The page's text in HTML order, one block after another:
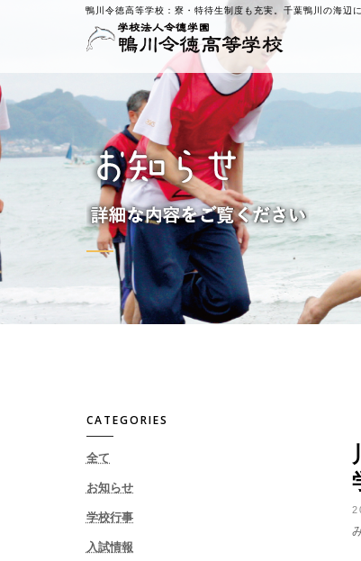
鴨川令徳高等学校： 寮・特待生制度も充実。千葉鴨川の海辺
CATEGORIES
全て
お知らせ
学校行事
入試情報